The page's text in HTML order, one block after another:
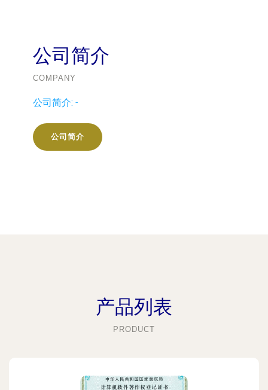
公司简介
COMPANY
公司简介: -
公司简介
产品列表
PRODUCT